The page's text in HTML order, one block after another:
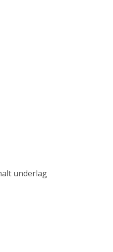
underlag